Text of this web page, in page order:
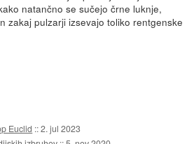
natančno se sučejo črne luknje,
zakaj pulzarji izsevajo toliko rentgenske
Euclid ::2. jul 2023